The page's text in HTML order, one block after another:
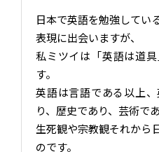
日本で英語を勉強してい
表現に出会いますが、
私ミツイは「英語は道
す。
英語は言語である以上
り、歴史であり、芸術であ
生死観や宗教観それから
のです。